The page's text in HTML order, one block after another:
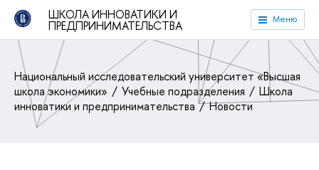
ШКОЛА ИННОВАТИКИ И
ПРЕДПРИНИМАТЕЛЬСТВА Меню
Национальный исследовательский университет «Высшая
школа экономики»
Учебные подразделения
Школа
инноватики и предпринимательства
Новости